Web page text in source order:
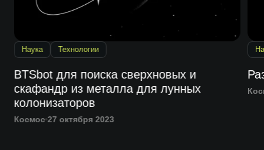
Наука Технологии
BTSbot для поиска сверхновых и
скафандр из металла для лунных
колонизаторов
Космос 27 октября 2023